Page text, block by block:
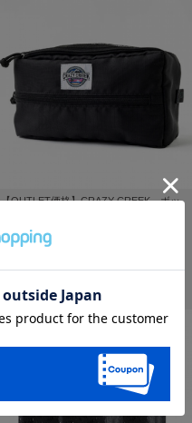
【OUTLET価格】CRAZY CREEK ボッ
イ
¥2,850